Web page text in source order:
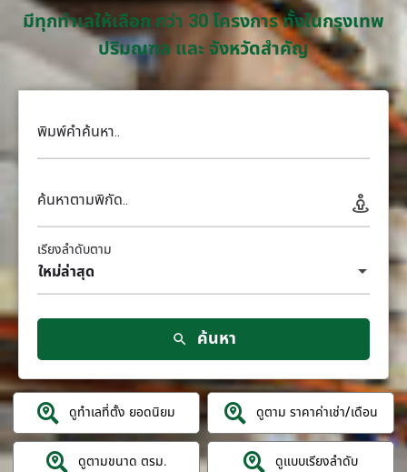
มีทุกทำเลให้เลือก กว่า 30 โครงการ ทั้งในกรุงเทพ
ปริมณฑล และ จังหวัดสำคัญ
พิมพ์คำค้นหา..
ค้นหาตามพิกัด..
ใหม่ล่าสุด
เรียงลำดับตาม
ค้นหา
ดูทำเลที่ตั้ง ยอดนิยม ดูตาม ราคาค่าเช่า/เดือน
ดูตามขนาด ตรม. ดูแบบเรียงลำดับ